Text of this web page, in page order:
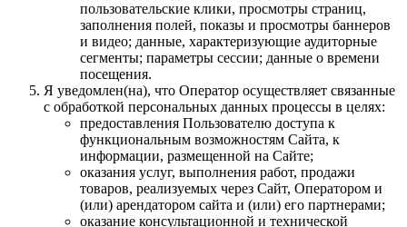
пользовательские клики, просмотры страниц,
заполнения полей, показы и просмотры баннеров
и видео; данные, характеризующие аудиторные
сегменты; параметры сессии; данные о времени
посещения.
Я уведомлен(на), что Оператор осуществляет связанные
с обработкой персональных данных процессы в целях:
предоставления Пользователю доступа к
функциональным возможностям Сайта, к
информации, размещенной на Сайте;
оказания услуг, выполнения работ, продажи
товаров, реализуемых через Сайт, Оператором и
(или) арендатором сайта и (или) его партнерами;
оказание консультационной и технической